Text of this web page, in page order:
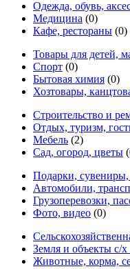
Одежда, обувь,
Медицина (0)
Кафе, рестораны (0)
Товары для детей,
Спорт (0)
Бытовая химия (0)
Хозтовары,
Строительство и
Отдых, туризм,
Мебель (2)
Сад, огород, цветы
Подарки,
Автомобили,
Грузоперевозки,
Фото, видео (0)
Земля и объекты с/х
Животные, корма,